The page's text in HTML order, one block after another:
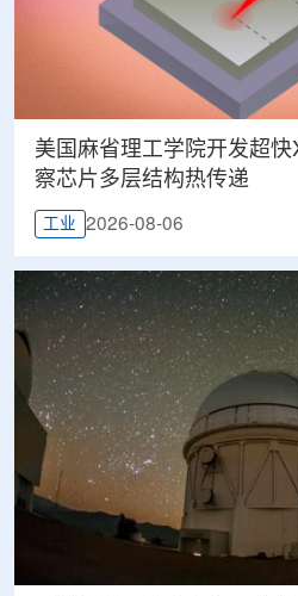
美国麻省理工学院开发超
察芯片多层结构热传递
工业 2026-08-06